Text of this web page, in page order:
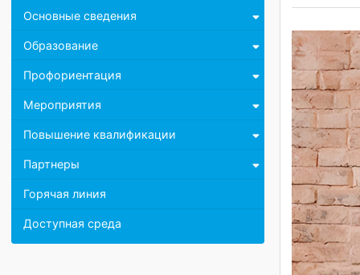
Основные сведения
Образование
Профориентация
Мероприятия
Повышение квалификации
Партнеры
Горячая линия